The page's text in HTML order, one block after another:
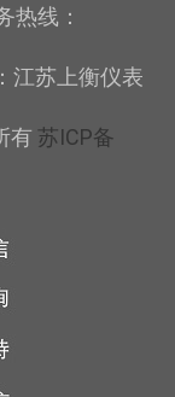
线：
江苏上衡仪表
有 苏ICP备